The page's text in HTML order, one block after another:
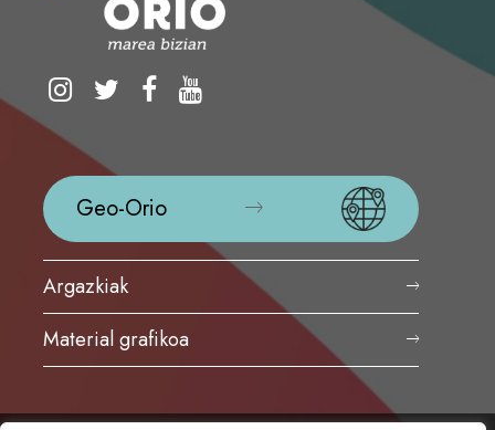
Geo-Orio
Argazkiak
Material grafikoa